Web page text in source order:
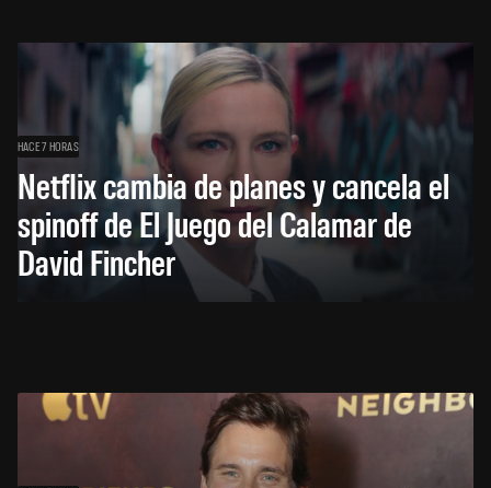
HACE 7 HORAS
Netflix cambia de planes y cancela el
spinoff de El Juego del Calamar de
David Fincher